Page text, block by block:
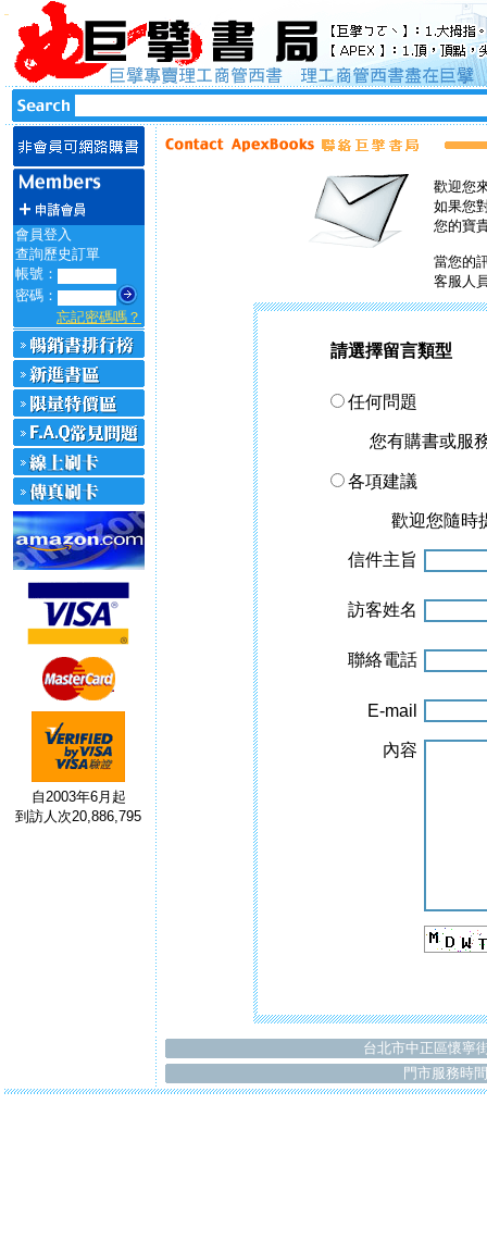
會員登入
查詢歷史訂單
帳號：
密碼：
忘記密碼嗎？
自2003年6月起
到訪人次20,886,795
歡迎您
如果您
您的寶
當您的
客服人
請選擇留言類型
任何問題
您有購書或服
各項建議
歡迎您隨時
信件主旨
訪客姓名
聯絡電話
E-mail
內容
台北市中正區懷寧
門市服務時